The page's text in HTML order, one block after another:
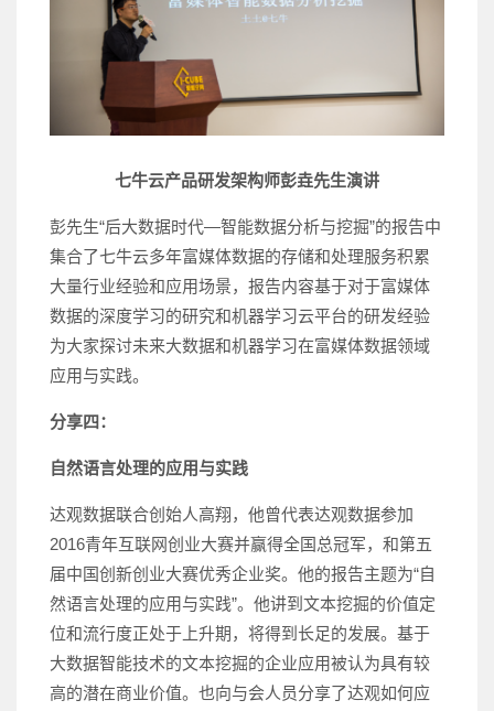
七牛云产品研发架构师彭垚先生演讲
彭先生“后大数据时代—智能数据分析与挖掘”的报告中
集合了七牛云多年富媒体数据的存储和处理服务积累
大量行业经验和应用场景，报告内容基于对于富媒体
数据的深度学习的研究和机器学习云平台的研发经验
为大家探讨未来大数据和机器学习在富媒体数据领域
应用与实践。
分享四：
自然语言处理的应用与实践
达观数据联合创始人高翔，他曾代表达观数据参加
2016青年互联网创业大赛并赢得全国总冠军，和第五
届中国创新创业大赛优秀企业奖。他的报告主题为“自
然语言处理的应用与实践”。他讲到文本挖掘的价值定
位和流行度正处于上升期，将得到长足的发展。基于
大数据智能技术的文本挖掘的企业应用被认为具有较
高的潜在商业价值。也向与会人员分享了达观如何应